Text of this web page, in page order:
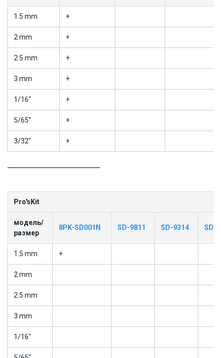
1.5 mm +
2 mm +
2.5 mm +
3 mm +
1/16" +
5/65" +
3/32" +
Pro'sKit
модель/
размер
8PK-SD001N SD-9811 SD-9314 SD-
1.5 mm +
2 mm
2.5 mm
3 mm
1/16"